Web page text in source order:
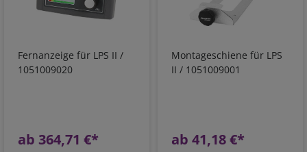
Fernanzeige für LPS II /
1051009020
ab 364,71 €*
Montageschiene für LPS
II / 1051009001
ab 41,18 €*